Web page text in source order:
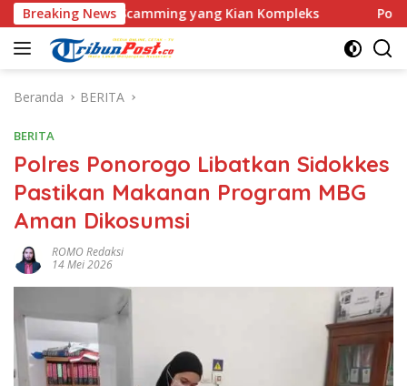
Langsung
ke
konten
Breaking News
Love Scamming yang Kian Kompleks Polri Kerahkan
Beranda BERITA
BERITA
Polres Ponorogo Libatkan Sidokkes
Pastikan Makanan Program MBG
Aman Dikosumsi
ROMO Redaksi
14 Mei 2026